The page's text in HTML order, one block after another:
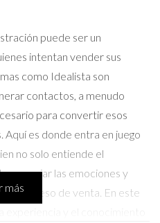
puede ser un
intentan vender sus
como Idealista son
contactos, a menudo
para convertir esos
es donde entra en juego
no solo entiende el
manejar las emociones y
el proceso de venta. En este
más